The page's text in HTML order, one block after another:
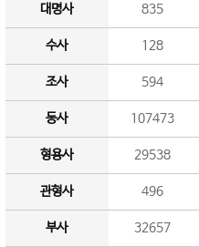
대명사 835
수사 128
조사 594
동사 107473
형용사 29538
관형사 496
부사 32657